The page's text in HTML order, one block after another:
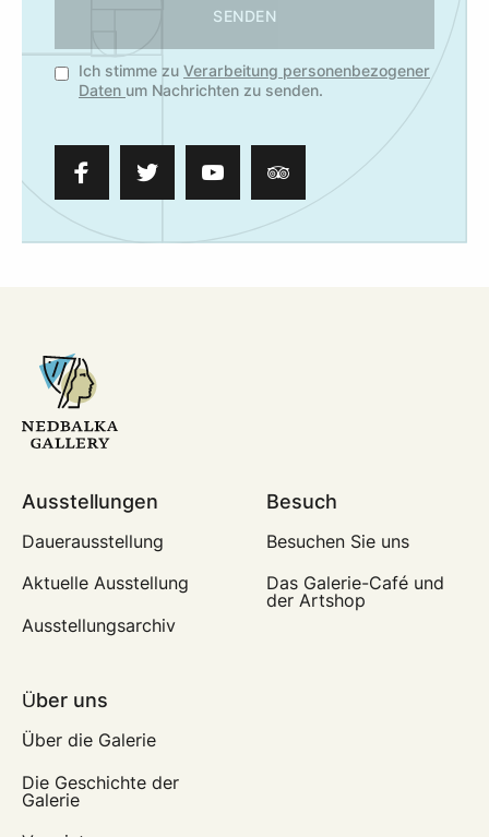
SENDEN
Ich stimme zuVerarbeitung personenbezogener
Daten um Nachrichten zu senden.
Ausstellungen
Dauerausstellung
Aktuelle Ausstellung
Ausstellungsarchiv
Besuch
Besuchen Sie uns
Das Galerie-Café und
der Artshop
Über uns
Über die Galerie
Die Geschichte der
Galerie